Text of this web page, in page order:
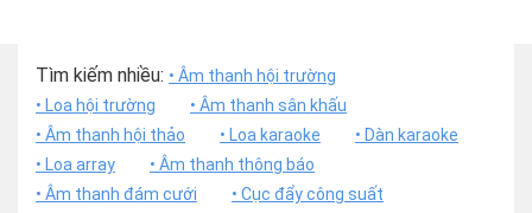
Tìm kiếm nhiều: • Âm thanh hội trường
• Loa hội trường
• Âm thanh sân khấu
• Âm thanh hội thảo
• Loa karaoke
• Dàn karaoke
• Loa array
• Âm thanh thông báo
• Âm thanh đám cưới
• Cục đẩy công suất